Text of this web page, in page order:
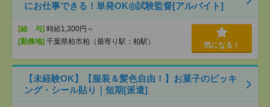
にお仕事できる！単発OK◎試験監督[アルバイト]
[給 与] 時給1,300円～
[勤務地] 千葉県柏市柏（最寄り駅：柏駅） 気になる！
【未経験OK】【服装＆髪色自由！】お菓子のピッキ
ング・シール貼り｜短期[派遣]